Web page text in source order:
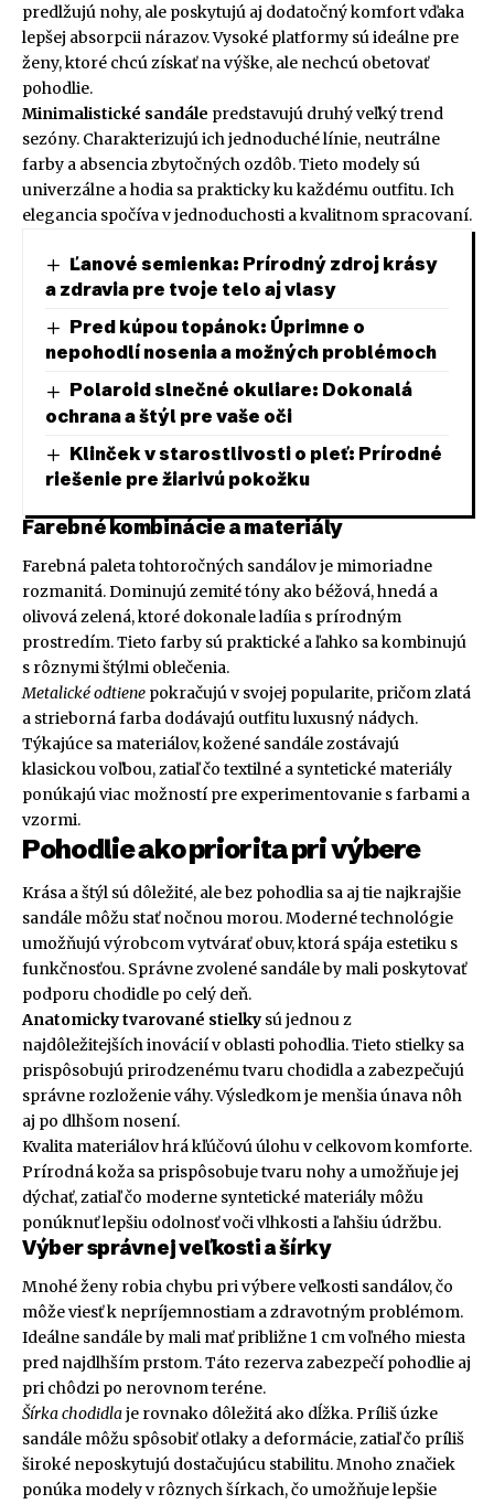
predlžujú nohy, ale poskytujú aj dodatočný komfort vďaka
lepšej absorpcii nárazov. Vysoké platformy sú ideálne pre
ženy, ktoré chcú získať na výške, ale nechcú obetovať
pohodlie.
Minimalistické sandále predstavujú druhý veľký trend
sezóny. Charakterizujú ich jednoduché línie, neutrálne
farby a absencia zbytočných ozdôb. Tieto modely sú
univerzálne a hodia sa prakticky ku každému outfitu. Ich
elegancia spočíva v jednoduchosti a kvalitnom spracovaní.
Ľanové semienka: Prírodný zdroj krásy
a zdravia pre tvoje telo aj vlasy
Pred kúpou topánok: Úprimne o
nepohodlí nosenia a možných problémoch
Polaroid slnečné okuliare: Dokonalá
ochrana a štýl pre vaše oči
Klinček v starostlivosti o pleť: Prírodné
riešenie pre žiarivú pokožku
Farebné kombinácie a materiály
Farebná paleta tohtoročných sandálov je mimoriadne
rozmanitá. Dominujú zemité tóny ako béžová, hnedá a
olivová zelená, ktoré dokonale ladíia s prírodným
prostredím. Tieto farby sú praktické a ľahko sa kombinujú
s rôznymi štýlmi oblečenia.
Metalické odtiene pokračujú v svojej popularite, pričom zlatá
a strieborná farba dodávajú outfitu luxusný nádych.
Týkajúce sa materiálov, kožené sandále zostávajú
klasickou voľbou, zatiaľ čo textilné a syntetické materiály
ponúkajú viac možností pre experimentovanie s farbami a
vzormi.
Pohodlie ako priorita pri výbere
Krása a štýl sú dôležité, ale bez pohodlia sa aj tie najkrajšie
sandále môžu stať nočnou morou. Moderné technológie
umožňujú výrobcom vytvárať obuv, ktorá spája estetiku s
funkčnosťou. Správne zvolené sandále by mali poskytovať
podporu chodidle po celý deň.
Anatomicky tvarované stielky sú jednou z
najdôležitejších inovácií v oblasti pohodlia. Tieto stielky sa
prispôsobujú prirodzenému tvaru chodidla a zabezpečujú
správne rozloženie váhy. Výsledkom je menšia únava nôh
aj po dlhšom nosení.
Kvalita materiálov hrá kľúčovú úlohu v celkovom komforte.
Prírodná koža sa prispôsobuje tvaru nohy a umožňuje jej
dýchať, zatiaľ čo moderne syntetické materiály môžu
ponúknuť lepšiu odolnosť voči vlhkosti a ľahšiu údržbu.
Výber správnej veľkosti a šírky
Mnohé ženy robia chybu pri výbere veľkosti sandálov, čo
môže viesť k nepríjemnostiam a zdravotným problémom.
Ideálne sandále by mali mať približne 1 cm voľného miesta
pred najdlhším prstom. Táto rezerva zabezpečí pohodlie aj
pri chôdzi po nerovnom teréne.
Šírka chodidlaje rovnako dôležitá ako dĺžka. Príliš úzke
sandále môžu spôsobiť otlaky a deformácie, zatiaľ čo príliš
široké neposkytujú dostačujúcu stabilitu. Mnoho značiek
ponúka modely v rôznych šírkach, čo umožňuje lepšie